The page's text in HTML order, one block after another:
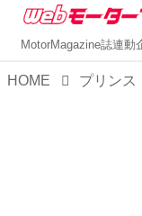
MotorMagazine誌連動
HOME